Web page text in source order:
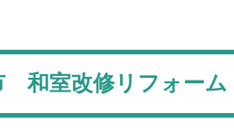
和室改修リフォーム